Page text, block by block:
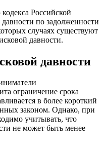
Российской
по задолженности
случаях существуют
давности.
давности
ограничение срока
в более короткий
законом. Однако, при
учитывать, что
не может быть менее